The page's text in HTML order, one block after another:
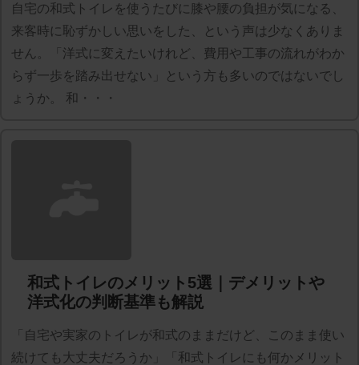
自宅の和式トイレを使うたびに膝や腰の負担が気になる、
来客時に恥ずかしい思いをした、という声は少なくありま
せん。「洋式に変えたいけれど、費用や工事の流れがわか
らず一歩を踏み出せない」という方も多いのではないでし
ょうか。 和・・・
和式トイレのメリット5選｜デメリットや
洋式化の判断基準も解説
「自宅や実家のトイレが和式のままだけど、このまま使い
続けても大丈夫だろうか」「和式トイレにも何かメリット